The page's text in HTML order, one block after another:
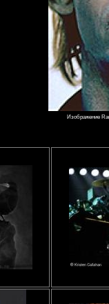
Изображение